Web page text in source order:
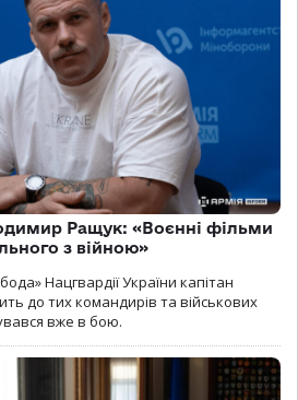
Ращук: «Воєнні фільми
з війною»
Нацгвардії України капітан
до тих командирів та військових
вже в бою.